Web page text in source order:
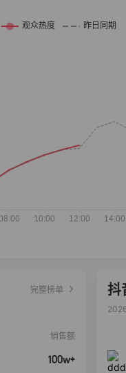
完整榜单
销售额
100w+
抖